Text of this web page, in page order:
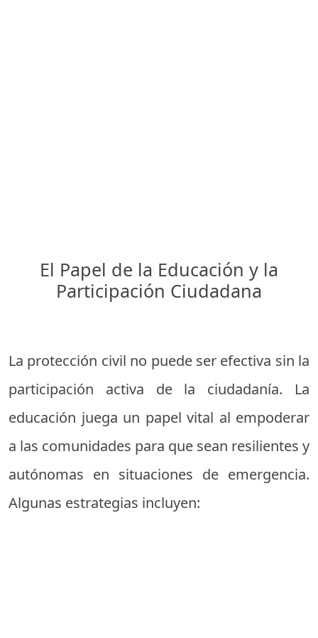
El Papel de la Educación y la
Participación Ciudadana
La protección civil no puede ser efectiva sin la
participación activa de la ciudadanía. La
educación juega un papel vital al empoderar
a las comunidades para que sean resilientes y
autónomas en situaciones de emergencia.
Algunas estrategias incluyen: